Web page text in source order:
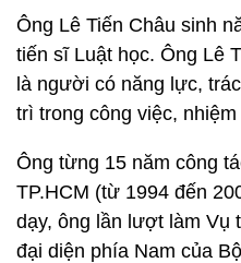
Ông Lê Tiến Châu sinh
tiến sĩ Luật học. Ông Lê
là người có năng lực,
trì trong công việc,
Ông từng 15 năm công
TP.HCM (từ 1994 đến
dạy, ông lần lượt làm
đại diện phía Nam của